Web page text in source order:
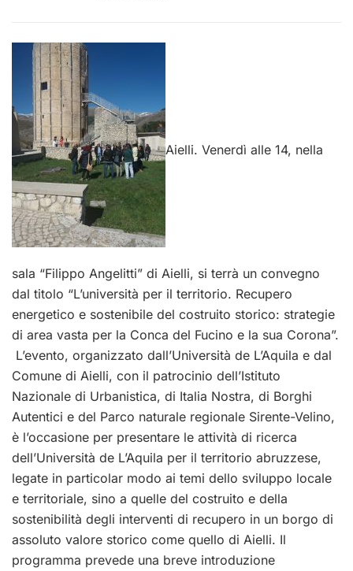
Aielli. Venerdì alle 14, nella
sala “Filippo Angelitti” di Aielli, si terrà un convegno
dal titolo “L’università per il territorio. Recupero
energetico e sostenibile del costruito storico: strategie
di area vasta per la Conca del Fucino e la sua Corona”.
L’evento, organizzato dall’Università de L’Aquila e dal
Comune di Aielli, con il patrocinio dell’Istituto
Nazionale di Urbanistica, di Italia Nostra, di Borghi
Autentici e del Parco naturale regionale Sirente-Velino,
è l’occasione per presentare le attività di ricerca
dell’Università de L’Aquila per il territorio abruzzese,
legate in particolar modo ai temi dello sviluppo locale
e territoriale, sino a quelle del costruito e della
sostenibilità degli interventi di recupero in un borgo di
assoluto valore storico come quello di Aielli. Il
programma prevede una breve introduzione